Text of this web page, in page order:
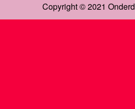
Copyright © 2021